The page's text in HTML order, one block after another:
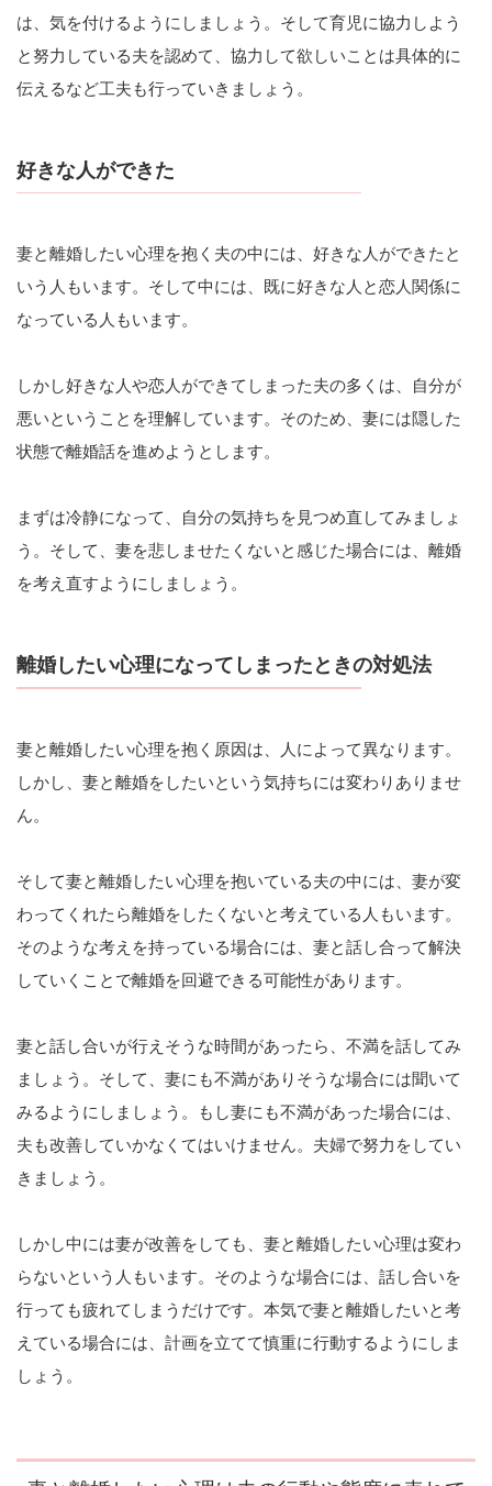
は、気を付けるようにしましょう。そして育児に協力しよう
と努力している夫を認めて、協力して欲しいことは具体的に
伝えるなど工夫も行っていきましょう。
好きな人ができた
妻と離婚したい心理を抱く夫の中には、好きな人ができたと
いう人もいます。そして中には、既に好きな人と恋人関係に
なっている人もいます。
しかし好きな人や恋人ができてしまった夫の多くは、自分が
悪いということを理解しています。そのため、妻には隠した
状態で離婚話を進めようとします。
まずは冷静になって、自分の気持ちを見つめ直してみましょ
う。そして、妻を悲しませたくないと感じた場合には、離婚
を考え直すようにしましょう。
離婚したい心理になってしまったときの対処法
妻と離婚したい心理を抱く原因は、人によって異なります。
しかし、妻と離婚をしたいという気持ちには変わりありませ
ん。
そして妻と離婚したい心理を抱いている夫の中には、妻が変
わってくれたら離婚をしたくないと考えている人もいます。
そのような考えを持っている場合には、妻と話し合って解決
していくことで離婚を回避できる可能性があります。
妻と話し合いが行えそうな時間があったら、不満を話してみ
ましょう。そして、妻にも不満がありそうな場合には聞いて
みるようにしましょう。もし妻にも不満があった場合には、
夫も改善していかなくてはいけません。夫婦で努力をしてい
きましょう。
しかし中には妻が改善をしても、妻と離婚したい心理は変わ
らないという人もいます。そのような場合には、話し合いを
行っても疲れてしまうだけです。本気で妻と離婚したいと考
えている場合には、計画を立てて慎重に行動するようにしま
しょう。